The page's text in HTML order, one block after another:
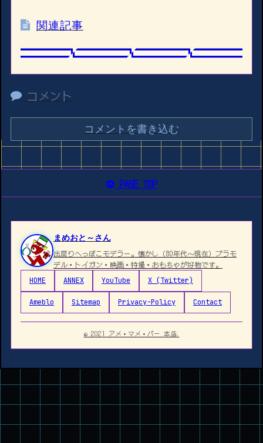
関連記事
コメント
コメントを書き込む
PAGE TOP
まめおと～さん
出戻りへっぽこモデラー。懐かし（80年代〜現在）プラモ
デル・トイガン・映画・特撮・おもちゃが好物です。
HOME ANNEX YouTube X (Twitter)
Ameblo Sitemap Privacy-Policy Contact
© 2021 アメ・マメ・バー 本店.